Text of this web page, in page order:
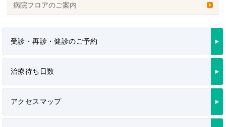
病院フロアのご案内
受診・再診・健診のご予約
治療待ち日数
アクセスマップ